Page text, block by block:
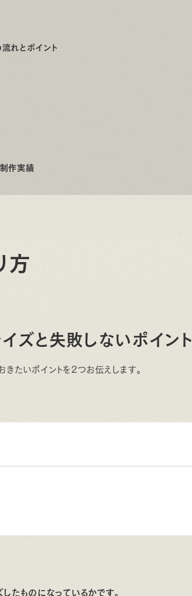
れとポイント
作実績
方
ズと失敗しないポイント
たいポイントを2つお伝えします。
たものになっているかです。